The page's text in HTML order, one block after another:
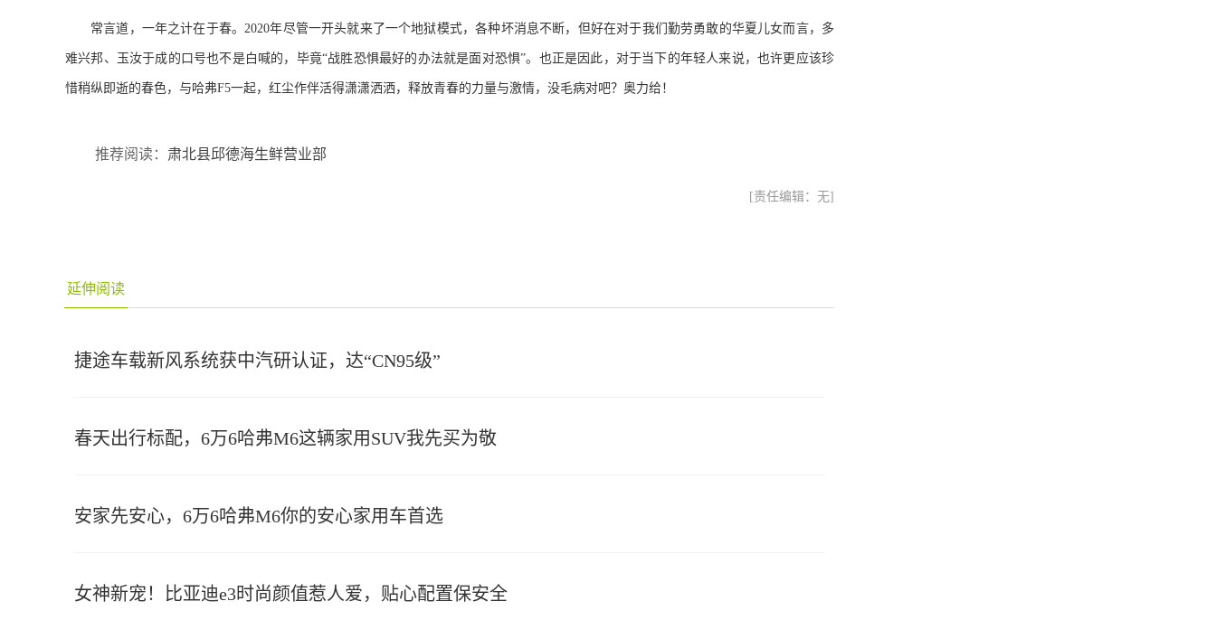
常言道，一年之计在于春。2020年尽管一开头就来了一个地狱模式，各种坏消息不断，但好在对于我们勤劳勇敢的华夏儿女而言，多
难兴邦、玉汝于成的口号也不是白喊的，毕竟“战胜恐惧最好的办法就是面对恐惧”。也正是因此，对于当下的年轻人来说，也许更应该珍
惜稍纵即逝的春色，与哈弗F5一起，红尘作伴活得潇潇洒洒，释放青春的力量与激情，没毛病对吧？奥力给！
推荐阅读： 肃北县邱德海生鲜营业部
[责任编辑：无]
延伸阅读
捷途车载新风系统获中汽研认证，达“CN95级”
春天出行标配，6万6哈弗M6这辆家用SUV我先买为敬
安家先安心，6万6哈弗M6你的安心家用车首选
女神新宠！比亚迪e3时尚颜值惹人爱，贴心配置保安全